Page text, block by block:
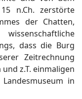
n.Ch. zerstörte
der Chatten,
dass die Burg
Zeitrechnung
z.T. einmaligen
in